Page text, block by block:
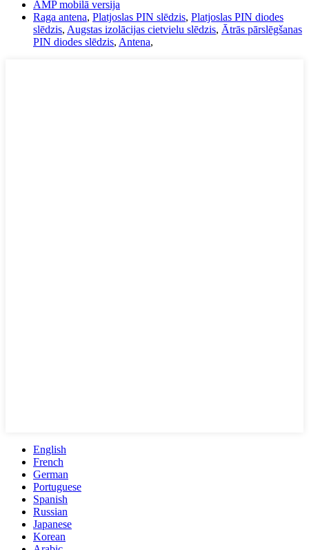
AMP mobilā versija
Raga antena, Platjoslas PIN slēdzis, Platjoslas PIN diodes
slēdzis, Augstas izolācijas cietvielu slēdzis, Ātrās pārslēgšanas
PIN diodes slēdzis, Antena,
English
French
German
Portuguese
Spanish
Russian
Japanese
Korean